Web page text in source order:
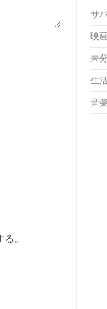
。
サ
映
未
生
音楽